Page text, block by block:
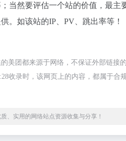
当然要评估一个站的价值，最
。如该站的IP、PV、跳出率等！
美团都来源于网络，不保证外部链接
收录时，该网页上的内容，都属于
、实用的网络站点资源收集与分享！